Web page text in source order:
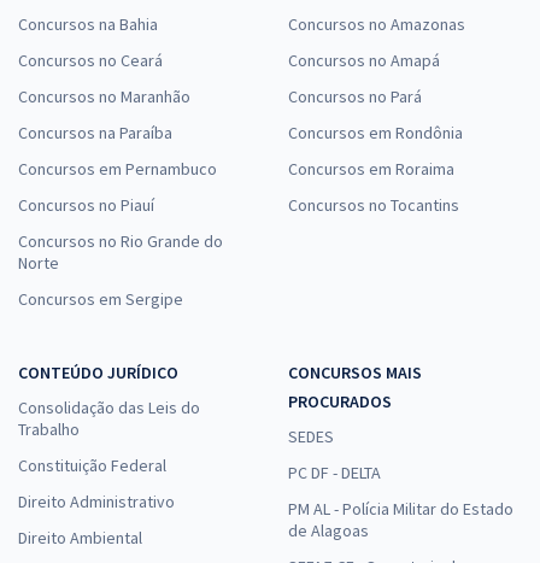
Concursos na Bahia
Concursos no Ceará
Concursos no Maranhão
Concursos na Paraíba
Concursos em Pernambuco
Concursos no Piauí
Concursos no Rio Grande do
Norte
Concursos em Sergipe
Concursos no Amazonas
Concursos no Amapá
Concursos no Pará
Concursos em Rondônia
Concursos em Roraima
Concursos no Tocantins
CONTEÚDO JURÍDICO
Consolidação das Leis do
Trabalho
Constituição Federal
Direito Administrativo
Direito Ambiental
CONCURSOS MAIS
PROCURADOS
SEDES
PC DF - DELTA
PM AL - Polícia Militar do Estado
de Alagoas